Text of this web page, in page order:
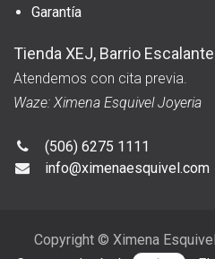
Garantía
Tienda XEJ, Barrio Escalante
Atendemos con cita previa.
Waze: Ximena Esquivel Joyeria
(506) 6275 1111
info@ximenaesquivel.com
Copyright © Ximena